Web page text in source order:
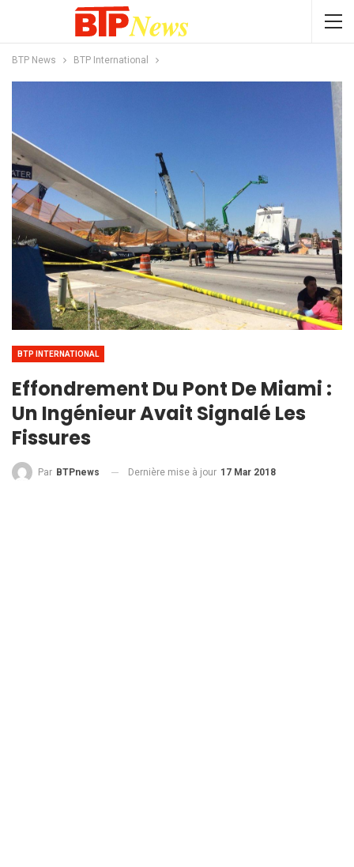
BTP News BTP International
BTP INTERNATIONAL
Effondrement Du Pont De Miami :
Un Ingénieur Avait Signalé Les
Fissures
Par BTPnews Dernière mise à jour 17 Mar 2018